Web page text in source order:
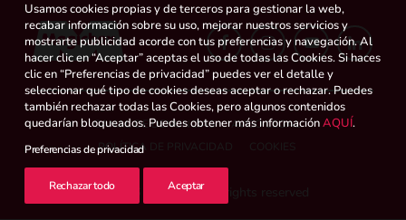
Intranet
España
Search
© 2026 Magicbox.
CANAL DE DENUNCIAS
AVISO LEGAL
POLÍTICA DE PRIVACIDAD
Usamos cookies propias y de terceros para gestionar la web,
recabar información sobre su uso, mejorar nuestros servicios y
mostrarte publicidad acorde con tus preferencias y navegación. Al
hacer clic en “Aceptar” aceptas el uso de todas las Cookies. Si haces
clic en “Preferencias de privacidad” puedes ver el detalle y
seleccionar qué tipo de cookies deseas aceptar o rechazar. Puedes
también rechazar todas las Cookies, pero algunos contenidos
quedarían bloqueados. Puedes obtener más informaciónAQUÍ.
Preferencias de privacidad
Rechazar todo Aceptar